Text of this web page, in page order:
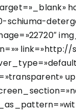
schiuma-
link=»http://